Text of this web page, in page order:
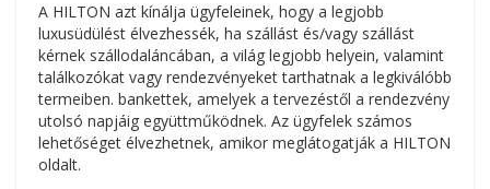
A HILTON azt kínálja ügyfeleinek, hogy a legjobb
luxusüdülést élvezhessék, ha szállást és/vagy szállást
kérnek szállodaláncában, a világ legjobb helyein, valamint
találkozókat vagy rendezvényeket tarthatnak a legkiválóbb
termeiben. bankettek, amelyek a tervezéstől a rendezvény
utolsó napjáig együttműködnek. Az ügyfelek számos
lehetőséget élvezhetnek, amikor meglátogatják a HILTON
oldalt.